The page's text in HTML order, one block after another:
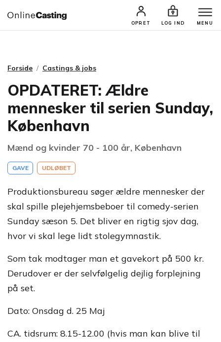
OPRET LOG IND MENU
CASTINGS & JOBS SØG PROFIL
Forside Castings & jobs
OPDATERET: Ældre
mennesker til serien Sunday,
København
Mænd og kvinder 70 - 100 år, København
GAVE UDLØBET
Produktionsbureau søger ældre mennesker der
skal spille plejehjemsbeboer til comedy-serien
Sunday sæson 5. Det bliver en rigtig sjov dag,
hvor vi skal lege lidt stolegymnastik.
Som tak modtager man et gavekort på 500 kr.
Derudover er der selvfølgelig dejlig forplejning
på set.
Dato: Onsdag d. 25 Maj
CA. tidsrum: 8.15-12.00 (hvis man kan blive til